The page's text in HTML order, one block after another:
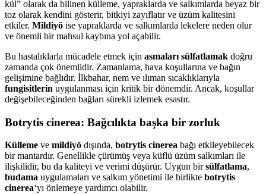
kül” olarak da bilinen külleme, yapraklarda ve salkımlarda beyaz bir
toz olarak kendini gösterir, bitkiyi zayıflatır ve üzüm kalitesini
etkiler. Mildiyö ise yapraklarda ve salkımlarda lekelere neden olur
ve önemli bir mahsul kaybına yol açabilir.
Bu hastalıklarla mücadele etmek için asmaları sülfatlamak doğru
zamanda çok önemlidir. Zamanlama, hava koşullarına ve bağın
gelişimine bağlıdır. İlkbahar, nem ve ılıman sıcaklıklarıyla
fungisitlerin uygulanması için kritik bir dönemdir. Ancak, koşullar
değişebileceğinden bağları sürekli izlemek esastır.
Botrytis cinerea: Bağcılıkta başka bir zorluk
Külleme ve mildiyö dışında, botrytis cinerea bağı etkileyebilecek
bir mantardır. Genellikle çürümüş veya küflü üzüm salkımları ile
ilişkilidir, bu da kaliteyi ve verimi düşürür. Uygun birsülfatlama,
budama uygulamaları ve salkım yönetimi ile birlikte botrytis
cinerea‘yı önlemeye yardımcı olabilir.